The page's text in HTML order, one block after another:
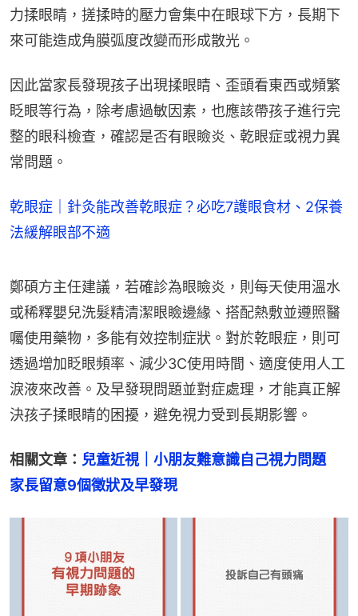
力揉眼睛，搓揉時的壓力會集中在眼球下方，長期下
來可能造成角膜弧度改變而形成散光。
因此當家長發現孩子出現揉眼睛、歪頭看東西或頻繁
眨眼等行為，除考慮過敏因素，也應該帶孩子進行完
整的眼科檢查，確認是否有眼瞼炎、乾眼症或視力異
常問題。
乾眼症｜針灸能改善乾眼症？必吃7護眼食材、2保養
法緩解眼部不適
鄭碩方主任建議，若確診為眼瞼炎，則每天使用溫水
或稀釋嬰兒洗髮精清潔眼瞼邊緣、搭配熱敷並遵照醫
囑使用藥物，多能有效控制症狀。對於乾眼症，則可
透過增加眨眼頻率、減少3C使用時間、適度使用人工
淚液來改善。及早發現問題並對症處理，才能真正解
決孩子揉眼睛的困擾，避免視力受到長期影響。
相關文章： 兒童近視｜小朋友難意識自己視力問題
家長留意9個徵狀及早發現